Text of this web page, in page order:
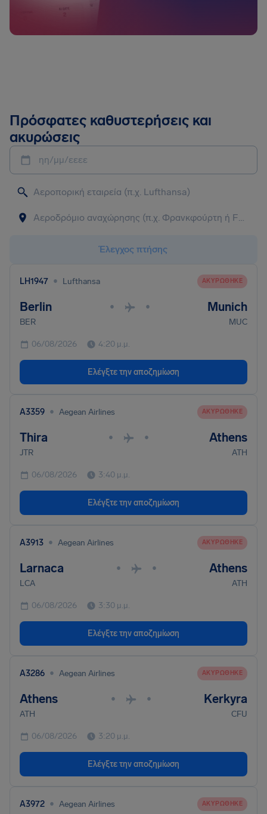
Πρόσφατες καθυστερήσεις και
ακυρώσεις
ηη/μμ/εεεε
Έλεγχος πτήσης
LH1947 • Lufthansa ΑΚΥΡΏΘΗΚΕ
Berlin • • Munich
BER MUC
06/08/2026 4:20 μ.μ.
Ελέγξτε την αποζημίωση
A3359 • Aegean Airlines ΑΚΥΡΏΘΗΚΕ
Thira • • Athens
JTR ATH
06/08/2026 3:40 μ.μ.
Ελέγξτε την αποζημίωση
A3913 • Aegean Airlines ΑΚΥΡΏΘΗΚΕ
Larnaca • • Athens
LCA ATH
06/08/2026 3:30 μ.μ.
Ελέγξτε την αποζημίωση
A3286 • Aegean Airlines ΑΚΥΡΏΘΗΚΕ
Athens • • Kerkyra
ATH CFU
06/08/2026 3:20 μ.μ.
Ελέγξτε την αποζημίωση
A3972 • Aegean Airlines ΑΚΥΡΏΘΗΚΕ